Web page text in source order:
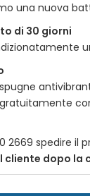
una nuova
di 30 giorni
2669 spedire il
dopo